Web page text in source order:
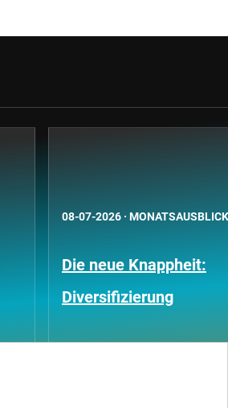
08-07-2026 · MONATSAUSBLICK
Die neue Knappheit:
Diversifizierung